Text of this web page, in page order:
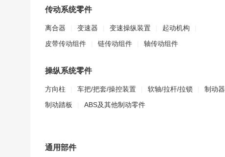
传动系统零件
离合器 变速器 变速操纵装置 起动机构
皮带传动组件
链传动组件 轴传动组件
操纵系统零件
方向柱 车把/把套/操控装置 软轴/拉杆/拉锁 制动器
制动踏板
ABS及其他制动零件
通用部件